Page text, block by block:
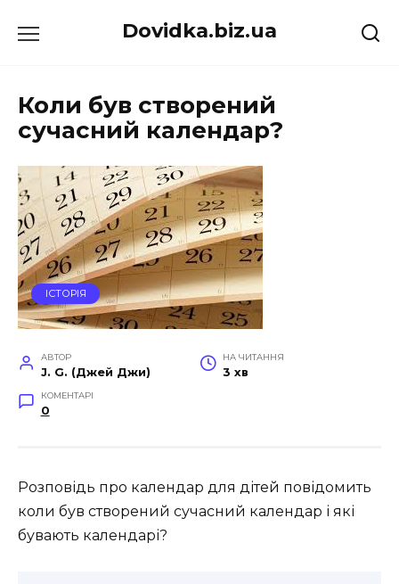
до
Dovidka.biz.ua
Коли був створений
сучасний календар?
ІСТОРІЯ
АВТОР
J. G. (Джей Джи)
НА ЧИТАННЯ
3 хв
КОМЕНТАРІ
0
Розповідь про календар для дітей повідомить
коли був створений сучасний календар і які
бувають календарі?